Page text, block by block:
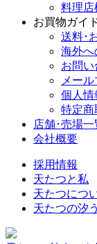
料理店
お買物ガイ
送料･
海外へ
お問
メー
個人情
特定商
店舗･売場一
会社概要
採用情報
天たつと私
天たつにつ
天たつの汐